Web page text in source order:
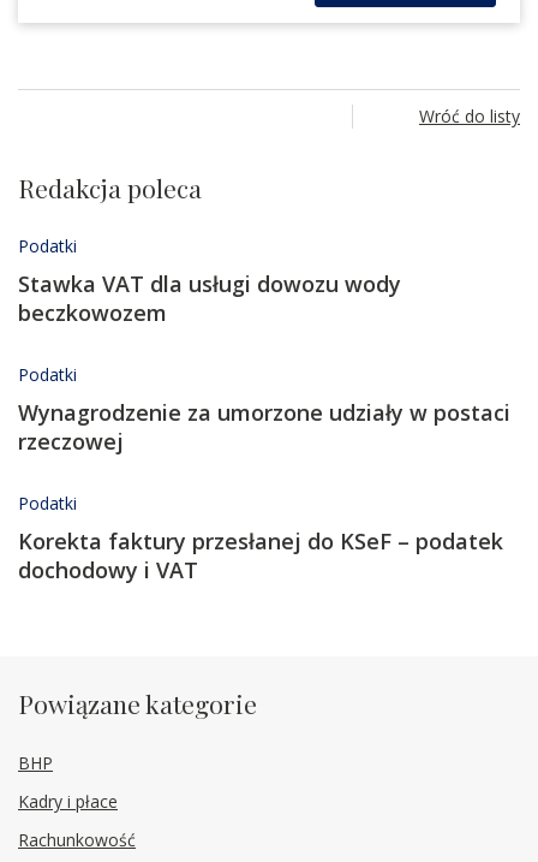
Wróć do listy
Redakcja poleca
Podatki
Stawka VAT dla usługi dowozu wody
beczkowozem
Podatki
Wynagrodzenie za umorzone udziały w postaci
rzeczowej
Podatki
Korekta faktury przesłanej do KSeF – podatek
dochodowy i VAT
Powiązane kategorie
BHP
Kadry i płace
Rachunkowość